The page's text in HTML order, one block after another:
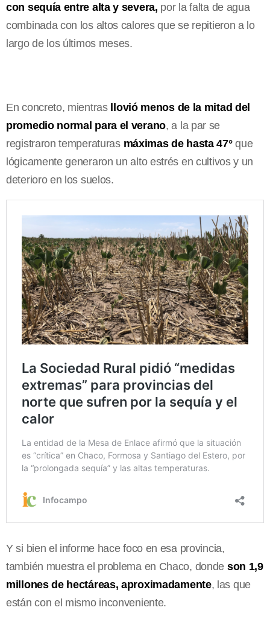
con sequía entre alta y severa, por la falta de agua
combinada con los altos calores que se repitieron a lo
largo de los últimos meses.
En concreto, mientras llovió menos de la mitad del
promedio normal para el verano, a la par se
registraron temperaturas máximas de hasta 47°que
lógicamente generaron un alto estrés en cultivos y un
deterioro en los suelos.
Y si bien el informe hace foco en esa provincia,
también muestra el problema en Chaco, donde son 1,9
millones de hectáreas, aproximadamente, las que
están con el mismo inconveniente.